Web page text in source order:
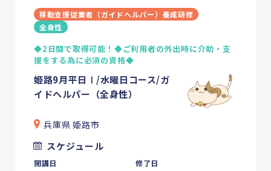
移動支援従業者（ガイドヘルパー）養成研修
全身性
◆2日間で取得可能！◆ご利用者の外出時に介助・支
援をする為に必須の資格◆
姫路9月平日Ⅰ/水曜日コース/ガ
イドヘルパー（全身性）
兵庫県 姫路市
スケジュール
開講日 修了日